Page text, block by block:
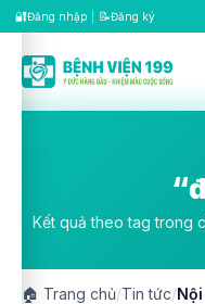
🔐Đăng nhập 📝Đăng ký
Kết quả theo tag trong
🏠 Trang chủ/Tin tức/